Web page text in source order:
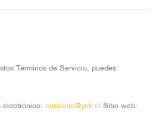
Términos de Servicio, puedes
contacto@ynk.cl Sitio web: